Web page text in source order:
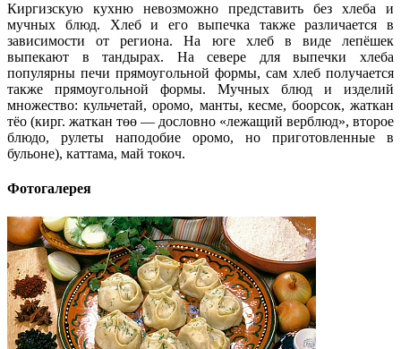
Киргизскую кухню невозможно представить без хлеба и
мучных блюд. Хлеб и его выпечка также различается в
зависимости от региона. На юге хлеб в виде лепёшек
выпекают в тандырах. На севере для выпечки хлеба
популярны печи прямоугольной формы, сам хлеб получается
также прямоугольной формы. Мучных блюд и изделий
множество: кульчетай, оромо, манты, кесме, боорсок, жаткан
тёо (кирг. жаткан төө — дословно «лежащий верблюд», второе
блюдо, рулеты наподобие оромо, но приготовленные в
бульоне), каттама, май токоч.
Фотогалерея